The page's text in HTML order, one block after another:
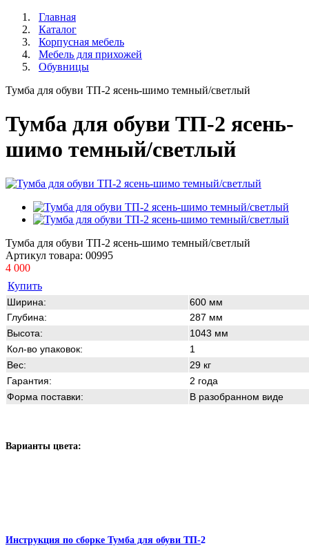
Главная
Каталог
Корпусная мебель
Мебель для прихожей
Обувницы
Тумба для обуви ТП-2 ясень-шимо темный/светлый
Тумба для обуви ТП-2 ясень-
шимо темный/светлый
Тумба для обуви ТП-2 ясень-шимо темный/светлый
Артикул товара: 00995
4 000
Купить
Ширина:
600 мм
Глубина:
287 мм
Высота:
1043 мм
Кол-во упаковок:
1
Вес:
29 кг
Гарантия:
2 года
Форма поставки:
В разобранном виде
Варианты цвета:
Инструкция по сборке Тумба для обуви ТП-2